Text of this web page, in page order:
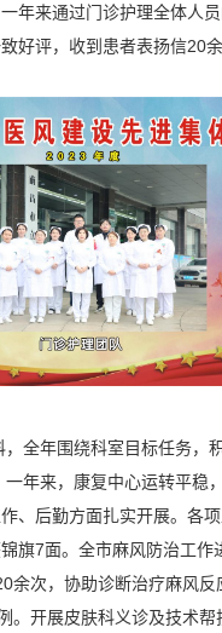
年来通过门诊护理全体人
好评，收到患者表扬信20余
年围绕科室目标任务，
年来，康复中心运转平稳
、后勤方面扎实开展。各
旗7面。全市麻风防治工作
余次，协助诊断治疗麻风反
。开展皮肤科义诊及技术帮